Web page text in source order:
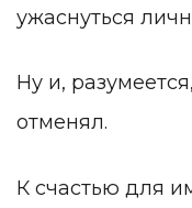
ужаснуться
Ну и,
отменял.
К счастью для